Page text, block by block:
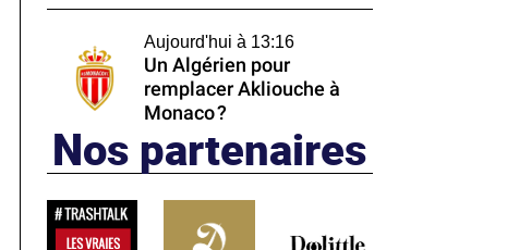
Aujourd'hui à 13:16
Un Algérien pour
remplacer Akliouche à
Monaco ?
Nos partenaires